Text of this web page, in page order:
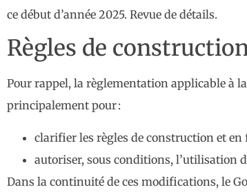
ce début d’année 2025. Revue de détails.
Règles de
Pour rappel, la règlementation applicable à
principalement pour :
clarifier les règles de construction et en
autoriser, sous conditions, l’utilisation
Dans la continuité de ces modifications, le